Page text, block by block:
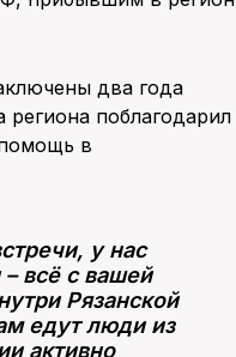
два года
поблагодарил
в
у нас
всё с вашей
Рязанской
едут люди из
активно